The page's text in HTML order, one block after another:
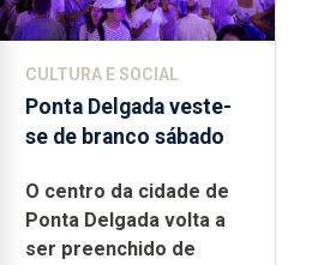
CULTURA E SOCIAL
Ponta Delgada veste-
se de branco sábado
O centro da cidade de
Ponta Delgada volta a
ser preenchido de